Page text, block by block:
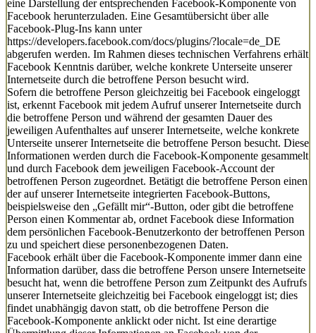
eine Darstellung der entsprechenden Facebook-Komponente von
Facebook herunterzuladen. Eine Gesamtübersicht über alle
Facebook-Plug-Ins kann unter
https://developers.facebook.com/docs/plugins/?locale=de_DE
abgerufen werden. Im Rahmen dieses technischen Verfahrens erhält
Facebook Kenntnis darüber, welche konkrete Unterseite unserer
Internetseite durch die betroffene Person besucht wird.
Sofern die betroffene Person gleichzeitig bei Facebook eingeloggt
ist, erkennt Facebook mit jedem Aufruf unserer Internetseite durch
die betroffene Person und während der gesamten Dauer des
jeweiligen Aufenthaltes auf unserer Internetseite, welche konkrete
Unterseite unserer Internetseite die betroffene Person besucht. Diese
Informationen werden durch die Facebook-Komponente gesammelt
und durch Facebook dem jeweiligen Facebook-Account der
betroffenen Person zugeordnet. Betätigt die betroffene Person einen
der auf unserer Internetseite integrierten Facebook-Buttons,
beispielsweise den „Gefällt mir“-Button, oder gibt die betroffene
Person einen Kommentar ab, ordnet Facebook diese Information
dem persönlichen Facebook-Benutzerkonto der betroffenen Person
zu und speichert diese personenbezogenen Daten.
Facebook erhält über die Facebook-Komponente immer dann eine
Information darüber, dass die betroffene Person unsere Internetseite
besucht hat, wenn die betroffene Person zum Zeitpunkt des Aufrufs
unserer Internetseite gleichzeitig bei Facebook eingeloggt ist; dies
findet unabhängig davon statt, ob die betroffene Person die
Facebook-Komponente anklickt oder nicht. Ist eine derartige